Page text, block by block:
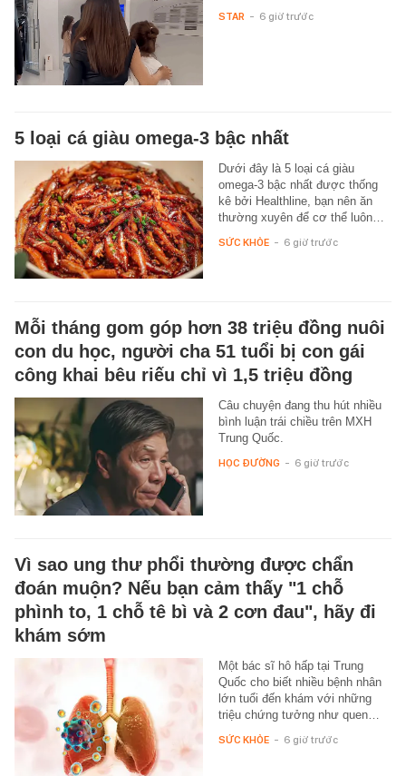
STAR - 6 giờ trước
5 loại cá giàu omega-3 bậc nhất
Dưới đây là 5 loại cá giàu
omega-3 bậc nhất được thống
kê bởi Healthline, bạn nên ăn
thường xuyên để cơ thể luôn…
SỨC KHỎE - 6 giờ trước
Mỗi tháng gom góp hơn 38 triệu đồng nuôi
con du học, người cha 51 tuổi bị con gái
công khai bêu riếu chỉ vì 1,5 triệu đồng
Câu chuyện đang thu hút nhiều
bình luận trái chiều trên MXH
Trung Quốc.
HỌC ĐƯỜNG - 6 giờ trước
Vì sao ung thư phổi thường được chẩn
đoán muộn? Nếu bạn cảm thấy "1 chỗ
phình to, 1 chỗ tê bì và 2 cơn đau", hãy đi
khám sớm
Một bác sĩ hô hấp tại Trung
Quốc cho biết nhiều bệnh nhân
lớn tuổi đến khám với những
triệu chứng tưởng như quen…
SỨC KHỎE - 6 giờ trước